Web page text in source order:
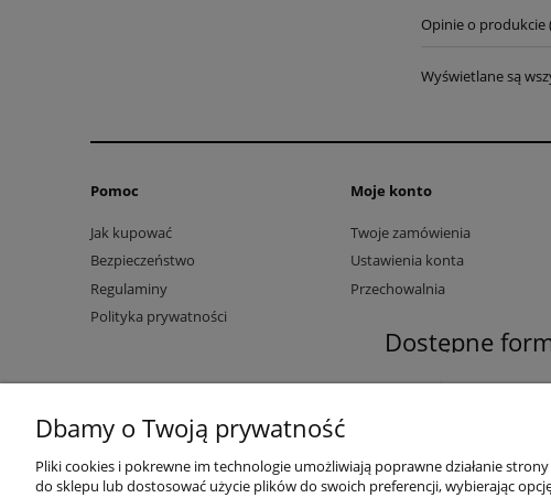
Opinie o produkcie
Wyświetlane są
Pomoc
Jak kupować
Bezpieczeństwo
Regulaminy
Polityka prywatności
Moje konto
Twoje zamówienia
Ustawienia konta
Przechowalnia
Dostępne
Dbamy o Twoją prywatność
Pliki cookies i pokrewne im technologie umożliwiają poprawne działanie
do sklepu lub dostosować użycie plików do swoich preferencji, wybierając